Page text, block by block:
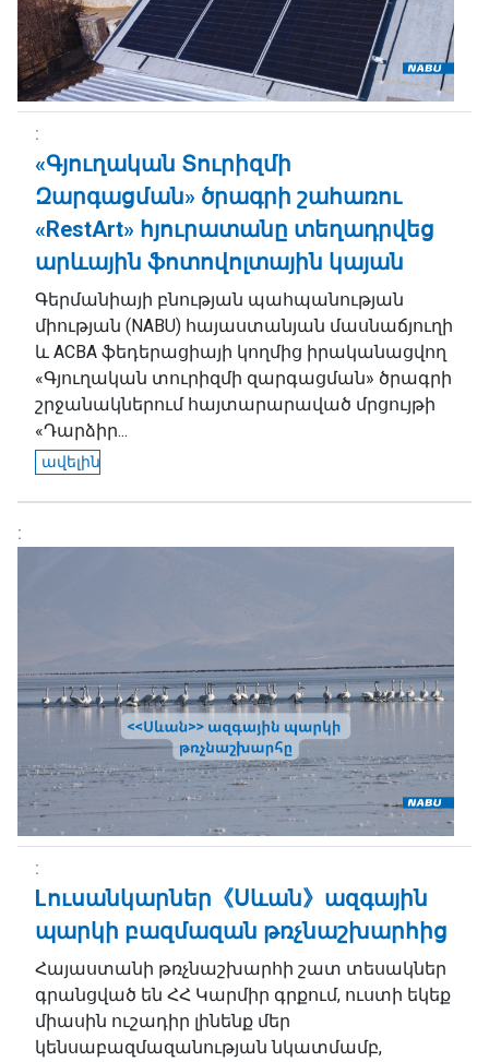
«Գյուղական Տուրիզմի
Զարգացման» ծրագրի շահառու
«RestArt» հյուրատանը տեղադրվեց
արևային ֆոտովոլտային կայան
Գերմանիայի բնության պահպանության
միության (NABU) հայաստանյան մասնաճյուղի
և ACBA ֆեդերացիայի կողմից իրականացվող
«Գյուղական տուրիզմի զարգացման» ծրագրի
շրջանակներում հայտարարաված մրցույթի
«Դարձիր...
ավելին
Lուսանկարներ《Սևան》ազգային
պարկի բազմազան թռչնաշխարհից
Հայաստանի թռչնաշխարհի շատ տեսակներ
գրանցված են ՀՀ Կարմիր գրքում, ուստի եկեք
միասին ուշադիր լինենք մեր
կենսաբազմազանության նկատմամբ,